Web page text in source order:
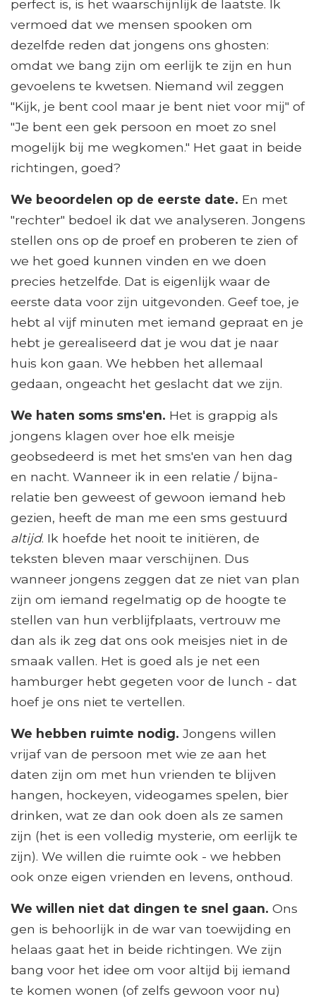
perfect is, is het waarschijnlijk de laatste. Ik
vermoed dat we mensen spooken om
dezelfde reden dat jongens ons ghosten:
omdat we bang zijn om eerlijk te zijn en hun
gevoelens te kwetsen. Niemand wil zeggen
"Kijk, je bent cool maar je bent niet voor mij" of
"Je bent een gek persoon en moet zo snel
mogelijk bij me wegkomen." Het gaat in beide
richtingen, goed?
We beoordelen op de eerste date. En met
"rechter" bedoel ik dat we analyseren. Jongens
stellen ons op de proef en proberen te zien of
we het goed kunnen vinden en we doen
precies hetzelfde. Dat is eigenlijk waar de
eerste data voor zijn uitgevonden. Geef toe, je
hebt al vijf minuten met iemand gepraat en je
hebt je gerealiseerd dat je wou dat je naar
huis kon gaan. We hebben het allemaal
gedaan, ongeacht het geslacht dat we zijn.
We haten soms sms'en. Het is grappig als
jongens klagen over hoe elk meisje
geobsedeerd is met het sms'en van hen dag
en nacht. Wanneer ik in een relatie / bijna-
relatie ben geweest of gewoon iemand heb
gezien, heeft de man me een sms gestuurd
altijd. Ik hoefde het nooit te initiëren, de
teksten bleven maar verschijnen. Dus
wanneer jongens zeggen dat ze niet van plan
zijn om iemand regelmatig op de hoogte te
stellen van hun verblijfplaats, vertrouw me
dan als ik zeg dat ons ook meisjes niet in de
smaak vallen. Het is goed als je net een
hamburger hebt gegeten voor de lunch - dat
hoef je ons niet te vertellen.
We hebben ruimte nodig. Jongens willen
vrijaf van de persoon met wie ze aan het
daten zijn om met hun vrienden te blijven
hangen, hockeyen, videogames spelen, bier
drinken, wat ze dan ook doen als ze samen
zijn (het is een volledig mysterie, om eerlijk te
zijn). We willen die ruimte ook - we hebben
ook onze eigen vrienden en levens, onthoud.
We willen niet dat dingen te snel gaan. Ons
gen is behoorlijk in de war van toewijding en
helaas gaat het in beide richtingen. We zijn
bang voor het idee om voor altijd bij iemand
te komen wonen (of zelfs gewoon voor nu)